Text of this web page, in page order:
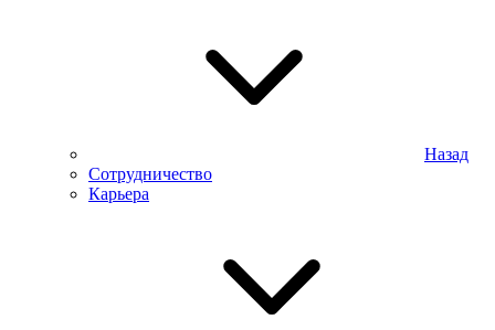
Назад
Сотрудничество
Карьера